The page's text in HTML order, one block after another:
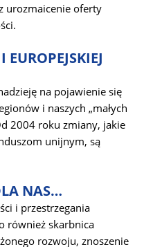
urozmaicenie oferty
na pojawienie się
i naszych „małych
2004 roku zmiany, jakie
unijnym, są
NAS…
i przestrzegania
również skarbnica
rozwoju, znoszenie